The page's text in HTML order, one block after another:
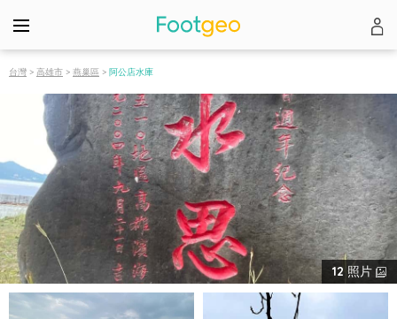
台灣 > 高雄市 > 燕巢區 > 阿公店水庫
12 照片